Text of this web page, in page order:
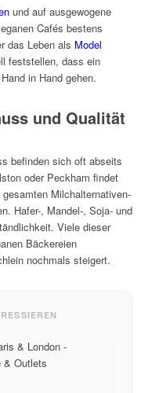
und auf ausgewogene
Cafés bestens
das Leben als Model
feststellen, dass ein
in Hand gehen.
und Qualität
befinden sich oft abseits
oder Peckham findet
Milchalternativen-
Hafer-, Mandel-, Soja- und
Viele dieser
Bäckereien
nochmals steigert.